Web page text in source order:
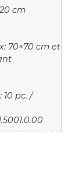
cm
70×70 cm et
pc. /